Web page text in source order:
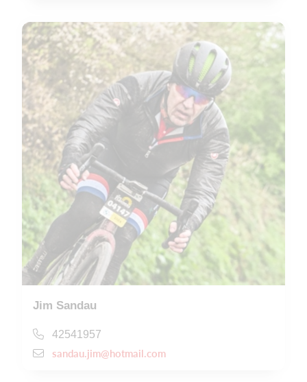
Jim Sandau
42541957
sandau.jim@hotmail.com